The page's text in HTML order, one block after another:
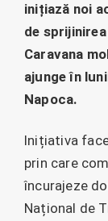
inițiază noi
de
Caravana
ajunge în
Napoca.
Inițiativa
prin care
încurajeze
Național de